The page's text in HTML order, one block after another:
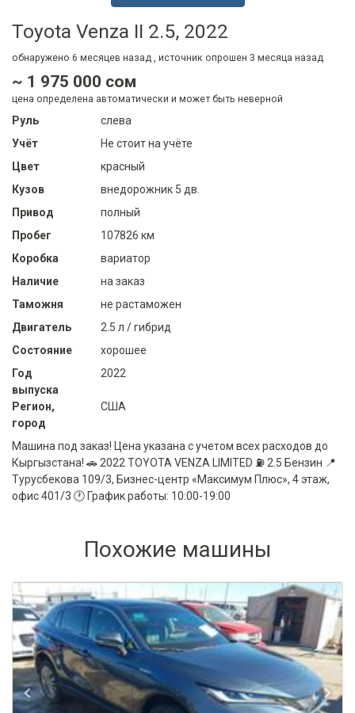
Toyota Venza II 2.5, 2022
обнаружено 6 месяцев назад , источник опрошен 3 месяца назад
~ 1 975 000 сом
цена определена автоматически и может быть неверной
Руль
слева
Учёт
Не стоит на учёте
Цвет
красный
Кузов
внедорожник 5 дв.
Привод
полный
Пробег
107826 км
Коробка
вариатор
Наличие
на заказ
Таможня
не растаможен
Двигатель
2.5 л / гибрид
Состояние
хорошее
Год
выпуска
2022
Регион,
город
США
Машина под заказ! Цена указана с учетом всех расходов до
Кыргызстана! 🚗 2022 TOYOTA VENZA LIMITED ⛽️ 2.5 Бензин 📍
Турусбекова 109/3, Бизнес-центр «Максимум Плюс», 4 этаж,
офис 401/3 🕐 График работы: 10:00-19:00
Похожие машины